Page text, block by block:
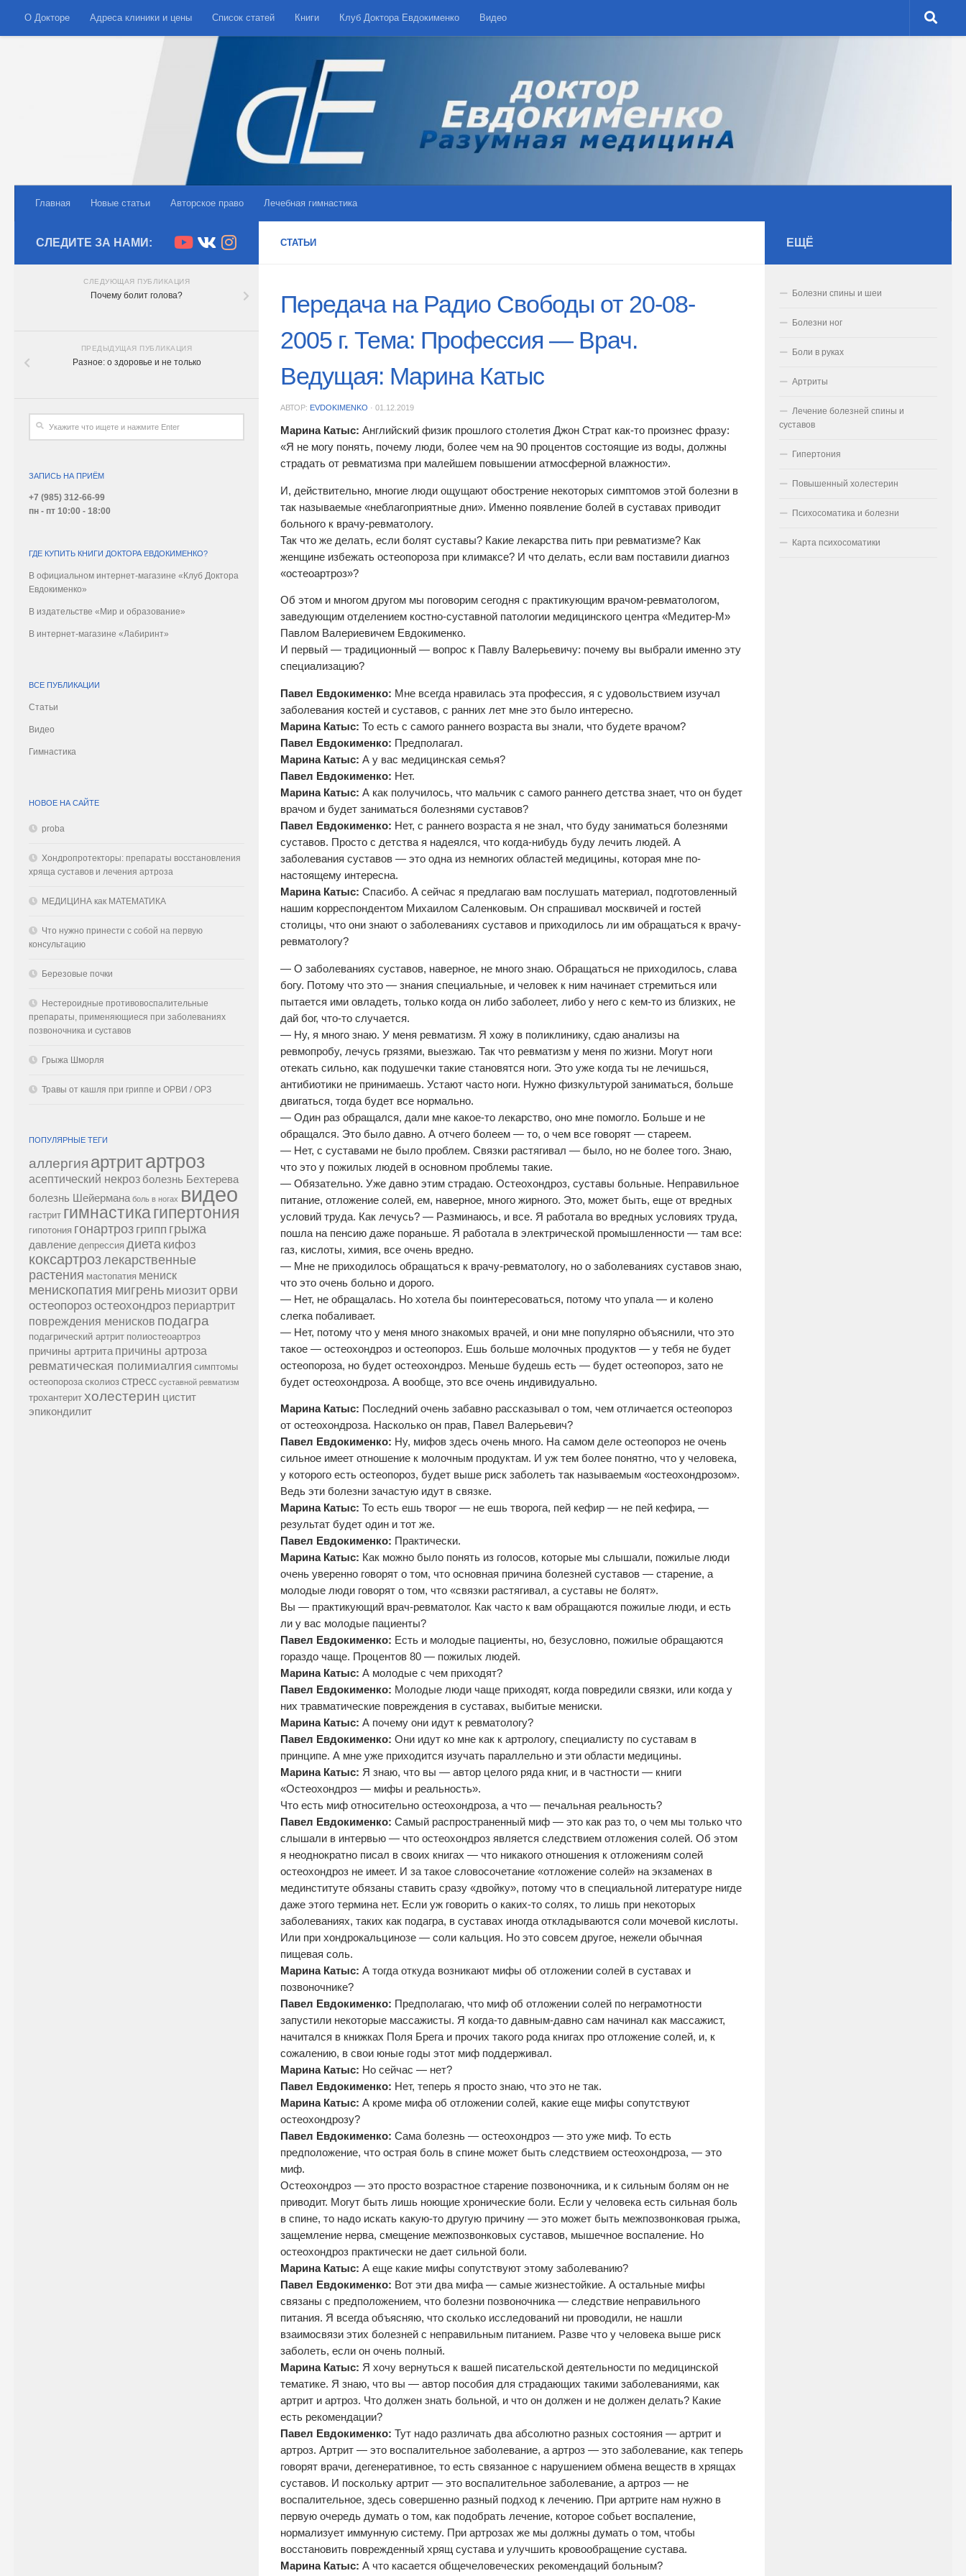
Skip to content
О Докторе Адреса клиники и цены Список статей Книги Клуб Доктора Евдокименко Видео
Главная Новые статьи Авторское право Лечебная гимнастика
СТАТЬИ
Передача на Радио Свободы от 20-08-
2005 г. Тема: Профессия — Врач.
Ведущая: Марина Катыс
АВТОР: EVDOKIMENKO · 01.12.2019
Марина Катыс: Английский физик прошлого столетия Джон Страт как-то произнес фразу:
«Я не могу понять, почему люди, более чем на 90 процентов состоящие из воды, должны
страдать от ревматизма при малейшем повышении атмосферной влажности».
И, действительно, многие люди ощущают обострение некоторых симптомов этой болезни в
так называемые «неблагоприятные дни». Именно появление болей в суставах приводит
больного к врачу-ревматологу.
Так что же делать, если болят суставы? Какие лекарства пить при ревматизме? Как
женщине избежать остеопороза при климаксе? И что делать, если вам поставили диагноз
«остеоартроз»?
Об этом и многом другом мы поговорим сегодня с практикующим врачом-ревматологом,
заведующим отделением костно-суставной патологии медицинского центра «Медитер-М»
Павлом Валериевичем Евдокименко.
И первый — традиционный — вопрос к Павлу Валерьевичу: почему вы выбрали именно эту
специализацию?
Павел Евдокименко: Мне всегда нравилась эта профессия, я с удовольствием изучал
заболевания костей и суставов, с ранних лет мне это было интересно.
Марина Катыс: То есть с самого раннего возраста вы знали, что будете врачом?
Павел Евдокименко: Предполагал.
Марина Катыс: А у вас медицинская семья?
Павел Евдокименко: Нет.
Марина Катыс: А как получилось, что мальчик с самого раннего детства знает, что он будет
врачом и будет заниматься болезнями суставов?
Павел Евдокименко: Нет, с раннего возраста я не знал, что буду заниматься болезнями
суставов. Просто с детства я надеялся, что когда-нибудь буду лечить людей. А
заболевания суставов — это одна из немногих областей медицины, которая мне по-
настоящему интересна.
Марина Катыс: Спасибо. А сейчас я предлагаю вам послушать материал, подготовленный
нашим корреспондентом Михаилом Саленковым. Он спрашивал москвичей и гостей
столицы, что они знают о заболеваниях суставов и приходилось ли им обращаться к врачу-
ревматологу?
— О заболеваниях суставов, наверное, не много знаю. Обращаться не приходилось, слава
богу. Потому что это — знания специальные, и человек к ним начинает стремиться или
пытается ими овладеть, только когда он либо заболеет, либо у него с кем-то из близких, не
дай бог, что-то случается.
— Ну, я много знаю. У меня ревматизм. Я хожу в поликлинику, сдаю анализы на
ревмопробу, лечусь грязями, выезжаю. Так что ревматизм у меня по жизни. Могут ноги
отекать сильно, как подушечки такие становятся ноги. Это уже когда ты не лечишься,
антибиотики не принимаешь. Устают часто ноги. Нужно физкультурой заниматься, больше
двигаться, тогда будет все нормально.
— Один раз обращался, дали мне какое-то лекарство, оно мне помогло. Больше и не
обращался. Это было давно. А отчего болеем — то, о чем все говорят — стареем.
— Нет, с суставами не было проблем. Связки растягивал — было, но не более того. Знаю,
что это у пожилых людей в основном проблемы такие.
— Обязательно. Уже давно этим страдаю. Остеохондроз, суставы больные. Неправильное
питание, отложение солей, ем, наверное, много жирного. Это, может быть, еще от вредных
условий труда. Как лечусь? — Разминаюсь, и все. Я работала во вредных условиях труда,
пошла на пенсию даже пораньше. Я работала в электрической промышленности — там все:
газ, кислоты, химия, все очень вредно.
— Мне не приходилось обращаться к врачу-ревматологу, но о заболеваниях суставов знаю,
что это очень больно и дорого.
— Нет, не обращалась. Но хотела бы поинтересоваться, потому что упала — и колено
слегка побаливает.
— Нет, потому что у меня много знакомых врачей, и они мне популярно объяснили, что это
такое — остеохондроз и остеопороз. Ешь больше молочных продуктов — у тебя не будет
остеопороза, но будет остеохондроз. Меньше будешь есть — будет остеопороз, зато не
будет остеохондроза. А вообще, это все очень индивидуально.
Марина Катыс: Последний очень забавно рассказывал о том, чем отличается остеопороз
от остеохондроза. Насколько он прав, Павел Валерьевич?
Павел Евдокименко: Ну, мифов здесь очень много. На самом деле остеопороз не очень
сильное имеет отношение к молочным продуктам. И уж тем более понятно, что у человека,
у которого есть остеопороз, будет выше риск заболеть так называемым «остеохондрозом».
Ведь эти болезни зачастую идут в связке.
Марина Катыс: То есть ешь творог — не ешь творога, пей кефир — не пей кефира, —
результат будет один и тот же.
Павел Евдокименко: Практически.
Марина Катыс: Как можно было понять из голосов, которые мы слышали, пожилые люди
очень уверенно говорят о том, что основная причина болезней суставов — старение, а
молодые люди говорят о том, что «связки растягивал, а суставы не болят».
Вы — практикующий врач-ревматолог. Как часто к вам обращаются пожилые люди, и есть
ли у вас молодые пациенты?
Павел Евдокименко: Есть и молодые пациенты, но, безусловно, пожилые обращаются
гораздо чаще. Процентов 80 — пожилых людей.
Марина Катыс: А молодые с чем приходят?
Павел Евдокименко: Молодые люди чаще приходят, когда повредили связки, или когда у
них травматические повреждения в суставах, выбитые мениски.
Марина Катыс: А почему они идут к ревматологу?
Павел Евдокименко: Они идут ко мне как к артрологу, специалисту по суставам в
принципе. А мне уже приходится изучать параллельно и эти области медицины.
Марина Катыс: Я знаю, что вы — автор целого ряда книг, и в частности — книги
«Остеохондроз — мифы и реальность».
Что есть миф относительно остеохондроза, а что — печальная реальность?
Павел Евдокименко: Самый распространенный миф — это как раз то, о чем мы только что
слышали в интервью — что остеохондроз является следствием отложения солей. Об этом
я неоднократно писал в своих книгах — что никакого отношения к отложениям солей
остеохондроз не имеет. И за такое словосочетание «отложение солей» на экзаменах в
мединституте обязаны ставить сразу «двойку», потому что в специальной литературе нигде
даже этого термина нет. Если уж говорить о каких-то солях, то лишь при некоторых
заболеваниях, таких как подагра, в суставах иногда откладываются соли мочевой кислоты.
Или при хондрокальцинозе — соли кальция. Но это совсем другое, нежели обычная
пищевая соль.
Марина Катыс: А тогда откуда возникают мифы об отложении солей в суставах и
позвоночнике?
Павел Евдокименко: Предполагаю, что миф об отложении солей по неграмотности
запустили некоторые массажисты. Я когда-то давным-давно сам начинал как массажист,
начитался в книжках Поля Брега и прочих такого рода книгах про отложение солей, и, к
сожалению, в свои юные годы этот миф поддерживал.
Марина Катыс: Но сейчас — нет?
Павел Евдокименко: Нет, теперь я просто знаю, что это не так.
Марина Катыс: А кроме мифа об отложении солей, какие еще мифы сопутствуют
остеохондрозу?
Павел Евдокименко: Сама болезнь — остеохондроз — это уже миф. То есть
предположение, что острая боль в спине может быть следствием остеохондроза, — это
миф.
Остеохондроз — это просто возрастное старение позвоночника, и к сильным болям он не
приводит. Могут быть лишь ноющие хронические боли. Если у человека есть сильная боль
в спине, то надо искать какую-то другую причину — это может быть межпозвонковая грыжа,
защемление нерва, смещение межпозвонковых суставов, мышечное воспаление. Но
остеохондроз практически не дает сильной боли.
Марина Катыс: А еще какие мифы сопутствуют этому заболеванию?
Павел Евдокименко: Вот эти два мифа — самые жизнестойкие. А остальные мифы
связаны с предположением, что болезни позвоночника — следствие неправильного
питания. Я всегда объясняю, что сколько исследований ни проводили, не нашли
взаимосвязи этих болезней с неправильным питанием. Разве что у человека выше риск
заболеть, если он очень полный.
Марина Катыс: Я хочу вернуться к вашей писательской деятельности по медицинской
тематике. Я знаю, что вы — автор пособия для страдающих такими заболеваниями, как
артрит и артроз. Что должен знать больной, и что он должен и не должен делать? Какие
есть рекомендации?
Павел Евдокименко: Тут надо различать два абсолютно разных состояния — артрит и
артроз. Артрит — это воспалительное заболевание, а артроз — это заболевание, как теперь
говорят врачи, дегенеративное, то есть связанное с нарушением обмена веществ в хрящах
суставов. И поскольку артрит — это воспалительное заболевание, а артроз — не
воспалительное, здесь совершенно разный подход к лечению. При артрите нам нужно в
первую очередь думать о том, как подобрать лечение, которое собьет воспаление,
нормализует иммунную систему. При артрозах же мы должны думать о том, чтобы
восстановить поврежденный хрящ сустава и улучшить кровообращение сустава.
Марина Катыс: А что касается общечеловеческих рекомендаций больным?
СЛЕДИТЕ ЗА НАМИ:
СЛЕДУЮЩАЯ ПУБЛИКАЦИЯ
Почему болит голова?
ПРЕДЫДУЩАЯ ПУБЛИКАЦИЯ
Разное: о здоровье и не только
ЗАПИСЬ НА ПРИЁМ
+7 (985) 312-66-99
пн - пт 10:00 - 18:00
ГДЕ КУПИТЬ КНИГИ ДОКТОРА ЕВДОКИМЕНКО?
В официальном интернет-магазине «Клуб Доктора
Евдокименко»
В издательстве «Мир и образование»
В интернет-магазине «Лабиринт»
ВСЕ ПУБЛИКАЦИИ
Статьи
Видео
Гимнастика
НОВОЕ НА САЙТЕ
proba
Хондропротекторы: препараты восстановления
хряща суставов и лечения артроза
МЕДИЦИНА как МАТЕМАТИКА
Что нужно принести с собой на первую
консультацию
Березовые почки
Нестероидные противовоспалительные
препараты, применяющиеся при заболеваниях
позвоночника и суставов
Грыжа Шморля
Травы от кашля при гриппе и ОРВИ / ОРЗ
ПОПУЛЯРНЫЕ ТЕГИ
аллергия артритартроз
асептический некроз болезнь Бехтерева
болезнь Шейермана боль в ногах видео
гастрит гимнастикагипертония
гипотония гонартроз грипп грыжа
давление депрессия диета кифоз
коксартрозлекарственные
растения мастопатия мениск
менископатия мигрень миозиторви
остеопороз остеохондроз периартрит
повреждения менисков подагра
подагрический артрит полиостеоартроз
причины артрита причины артроза
ревматическая полимиалгия симптомы
остеопороза сколиоз стресс суставной ревматизм
трохантерит холестерин цистит
эпикондилит
ЕЩЁ
Болезни спины и шеи
Болезни ног
Боли в руках
Артриты
Лечение болезней спины и
суставов
Гипертония
Повышенный холестерин
Психосоматика и болезни
Карта психосоматики